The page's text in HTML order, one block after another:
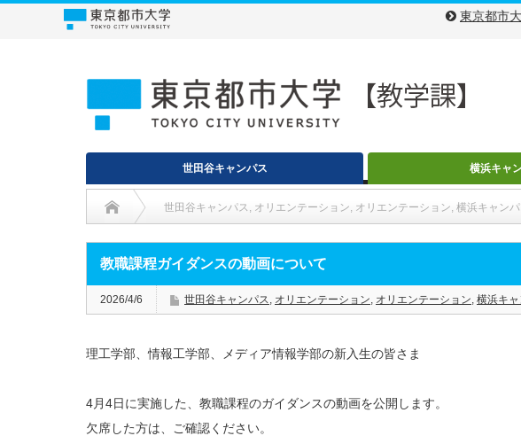
東京都市
世田谷キャンパス 横浜キャ
世田谷キャンパス, オリエンテーション, オリエンテーション, 横浜キャン
教職課程ガイダンスの動画について
2026/4/6 世田谷キャンパス, オリエンテーション, オリエンテーション, 横浜キ
理工学部、情報工学部、メディア情報学部の新入生の皆さま
4月4日に実施した、教職課程のガイダンスの動画を公開します。
欠席した方は、ご確認ください。